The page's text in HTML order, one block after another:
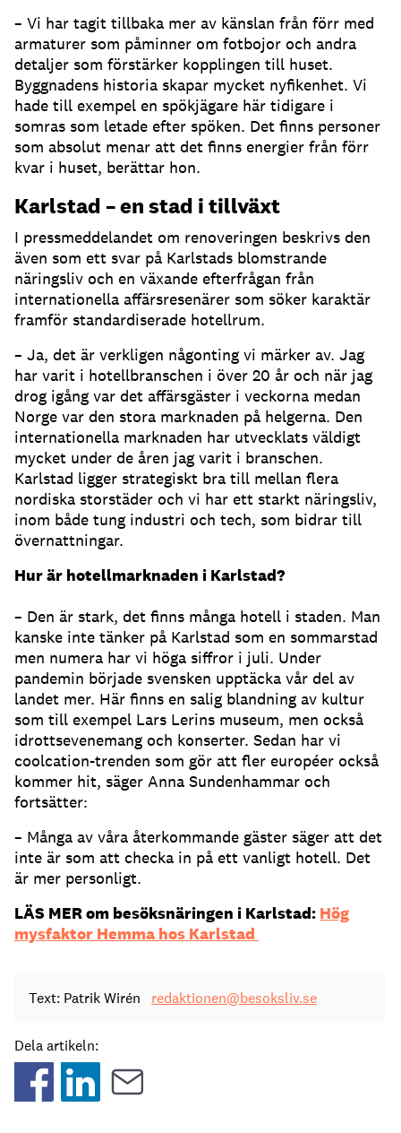
– Vi har tagit tillbaka mer av känslan från förr med
armaturer som påminner om fotbojor och andra
detaljer som förstärker kopplingen till huset.
Byggnadens historia skapar mycket nyfikenhet. Vi
hade till exempel en spökjägare här tidigare i
somras som letade efter spöken. Det finns personer
som absolut menar att det finns energier från förr
kvar i huset, berättar hon.
Karlstad – en stad i tillväxt
I pressmeddelandet om renoveringen beskrivs den
även som ett svar på Karlstads blomstrande
näringsliv och en växande efterfrågan från
internationella affärsresenärer som söker karaktär
framför standardiserade hotellrum.
– Ja, det är verkligen någonting vi märker av. Jag
har varit i hotellbranschen i över 20 år och när jag
drog igång var det affärsgäster i veckorna medan
Norge var den stora marknaden på helgerna. Den
internationella marknaden har utvecklats väldigt
mycket under de åren jag varit i branschen.
Karlstad ligger strategiskt bra till mellan flera
nordiska storstäder och vi har ett starkt näringsliv,
inom både tung industri och tech, som bidrar till
övernattningar.
Hur är hotellmarknaden i Karlstad?
– Den är stark, det finns många hotell i staden. Man
kanske inte tänker på Karlstad som en sommarstad
men numera har vi höga siffror i juli. Under
pandemin började svensken upptäcka vår del av
landet mer. Här finns en salig blandning av kultur
som till exempel Lars Lerins museum, men också
idrottsevenemang och konserter. Sedan har vi
coolcation-trenden som gör att fler européer också
kommer hit, säger Anna Sundenhammar och
fortsätter:
– Många av våra återkommande gäster säger att det
inte är som att checka in på ett vanligt hotell. Det
är mer personligt.
LÄS MER om besöksnäringen i Karlstad: Hög
mysfaktor Hemma hos Karlstad
Text: Patrik Wirén redaktionen@besoksliv.se
Dela artikeln: